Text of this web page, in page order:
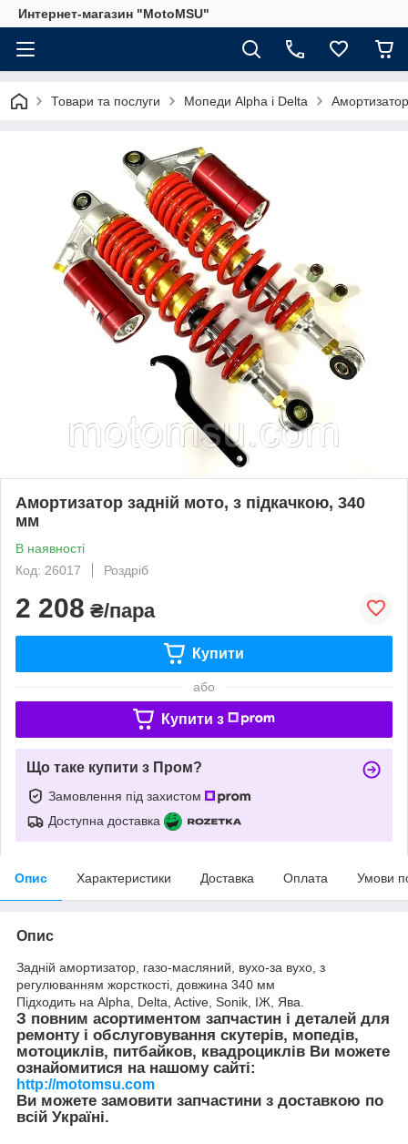
Интернет-магазин "MotoMSU"
Товари та послуги Мопеди Alpha і Delta
Амортизатор задній мото, з підкачкою, 340
мм
В наявності
Код: 26017
Роздріб
2 208 ₴/пара
Купити
або
Купити з
Що таке купити з Пром?
Замовлення під захистом
Доступна доставка
Опис Характеристики Доставка Оплата Умови
Опис
Задній амортизатор, газо-масляний, вухо-за вухо, з
регулюванням жорсткості, довжина 340 мм
Підходить на Alpha, Delta, Active, Sonik, ІЖ, Ява.
З повним асортиментом запчастин і деталей для
ремонту і обслуговування скутерів, мопедів,
мотоциклів, питбайков, квадроциклів Ви можете
ознайомитися на нашому сайті:
http://motomsu.com
Ви можете замовити запчастини з доставкою по
всій Україні.